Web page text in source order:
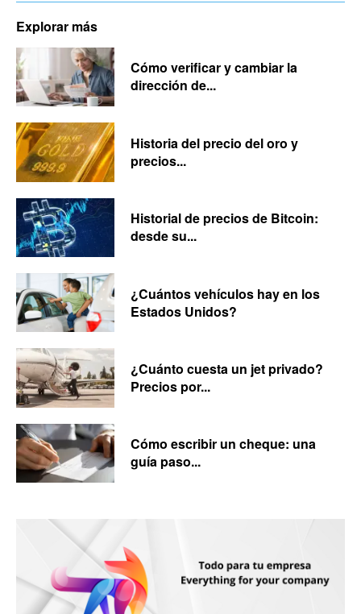
Explorar más
Cómo verificar y cambiar la
dirección de...
Historia del precio del oro y
precios...
Historial de precios de Bitcoin:
desde su...
¿Cuántos vehículos hay en los
Estados Unidos?
¿Cuánto cuesta un jet privado?
Precios por...
Cómo escribir un cheque: una
guía paso...